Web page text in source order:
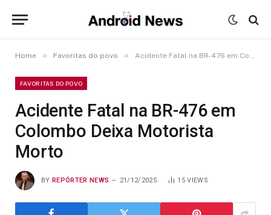
Home » Favoritas do povo » Acidente Fatal na BR-476 em Colombo Deixa Motorista Morto
FAVORITAS DO POVO
Acidente Fatal na BR-476 em
Colombo Deixa Motorista
Morto
BY REPÓRTER NEWS 21/12/2025 15VIEWS